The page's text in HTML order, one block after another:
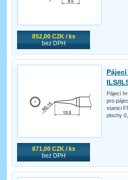
852,00 CZK / ks
bez DPH
871,00 CZK / ks
bez DPH
ILS/
Pájecí
pro
stanici
plochy